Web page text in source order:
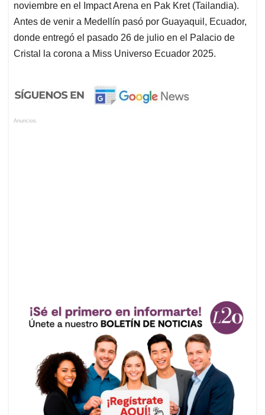
noviembre en el Impact Arena en Pak Kret (Tailandia).
Antes de venir a Medellín pasó por Guayaquil, Ecuador,
donde entregó el pasado 26 de julio en el Palacio de
Cristal la corona a Miss Universo Ecuador 2025.
Anuncios.